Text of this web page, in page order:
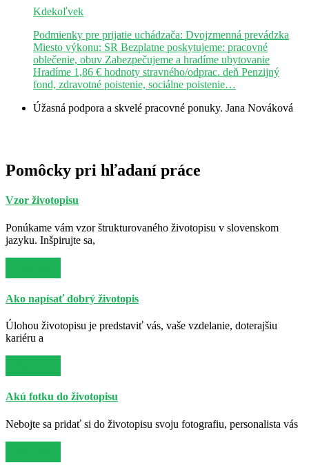
Kdekoľvek
Podmienky pre prijatie uchádzača: Dvojzmenná prevádzka
Miesto výkonu: SR Bezplatne poskytujeme: pracovné
oblečenie, obuv Zabezpečujeme a hradíme ubytovanie
Hradíme 1,86 € hodnoty stravného/odprac. deň Penzijný
fond, zdravotné poistenie, sociálne poistenie…
Úžasná podpora a skvelé pracovné ponuky. Jana Nováková
Pomôcky pri hľadaní práce
Vzor životopisu
Ponúkame vám vzor štrukturovaného životopisu v slovenskom
jazyku. Inšpirujte sa,
Ako napísať dobrý životopis
Úlohou životopisu je predstaviť vás, vaše vzdelanie, doterajšiu
kariéru a
Akú fotku do životopisu
Nebojte sa pridať si do životopisu svoju fotografiu, personalista vás